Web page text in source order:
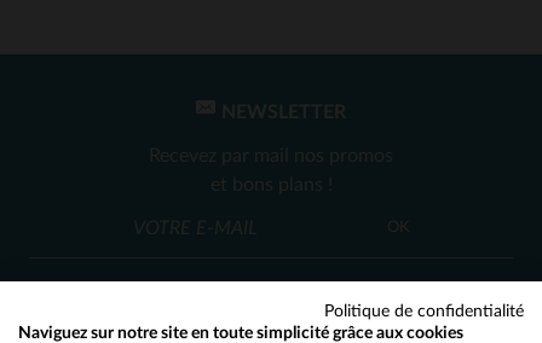
TAILLES DISPONIBLES
2XL 3XL
NEWSLETTER
Recevez par mail nos promos
et bons plans !
OK
Politique de confidentialité
Naviguez sur notre site en toute simplicité grâce aux cookies